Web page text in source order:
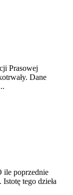
Prasowej
Dane
ile poprzednie
tego dzieła